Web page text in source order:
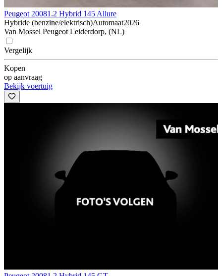
Peugeot 20081.2 Hybrid 145 Allure
Hybride (benzine/elektrisch)Automaat2026
Van Mossel Peugeot Leiderdorp, (NL)
Vergelijk
Kopen
op aanvraag
Bekijk voertuig